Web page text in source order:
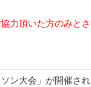
力頂いた方のみとさ
ン大会」が開催され